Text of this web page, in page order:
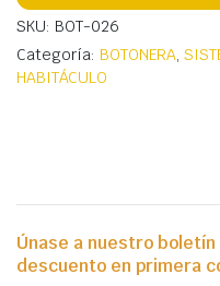
SKU: BOT-026
Categoría: BOTONERA,
HABITÁCULO
Únase a nuestro
descuento en primera